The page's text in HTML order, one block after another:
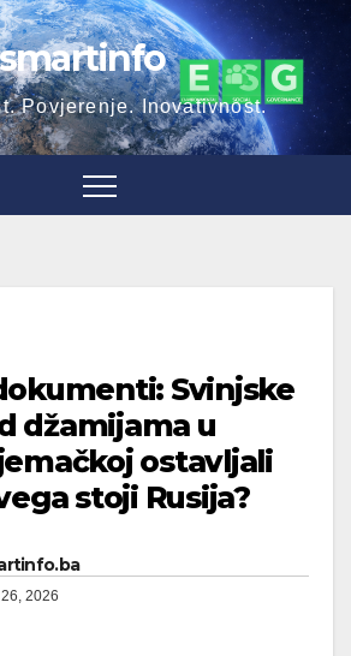
Povjerenje. Inovativnost.
Svinjske
džamijama u
ostavljali
stoji Rusija?
26, 2026